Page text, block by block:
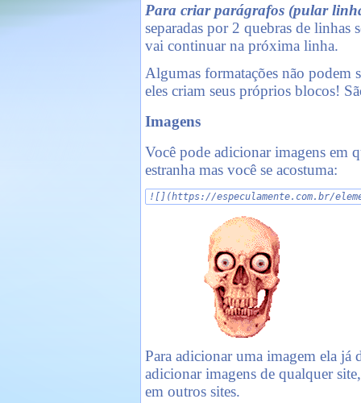
Para criar parágrafos (pular
separadas por 2 quebras de linhas
vai continuar na próxima linha.
Algumas formatações não podem
eles criam seus próprios blocos!
Imagens
Você pode adicionar imagens em
estranha mas você se acostuma:
![](https://especulamente.com.br/
Para adicionar uma imagem ela já
adicionar imagens de qualquer
em outros sites.